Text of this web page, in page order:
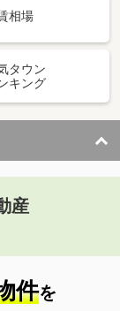
相場
タウン
キング
産
件を